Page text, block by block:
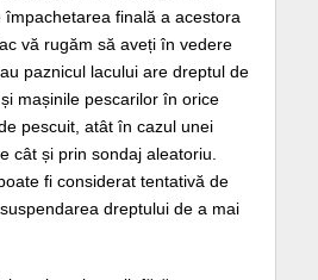
finală a acestora
vă rugăm să aveți în vedere
paznicul lacului are dreptul de
mașinile pescarilor în orice
pescuit, atât în cazul unei
cât și prin sondaj aleatoriu.
fi considerat tentativă de
dreptului de a mai